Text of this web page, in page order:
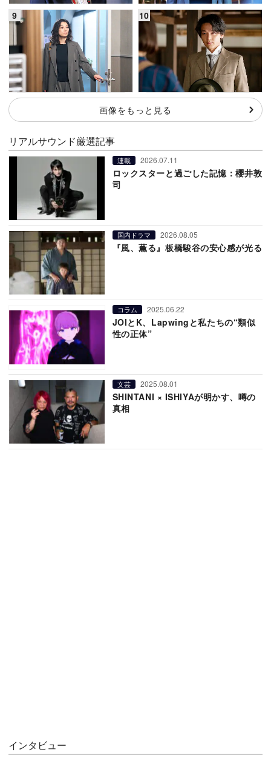
画像をもっと見る
リアルサウンド厳選記事
連載 2026.07.11
ロックスターと過ごした記憶：櫻井敦
司
国内ドラマ 2026.08.05
『風、薫る』板橋駿谷の安心感が光る
コラム 2025.06.22
JOIとK、Lapwingと私たちの“類似
性の正体”
文芸 2025.08.01
SHINTANI × ISHIYAが明かす、噂の
真相
インタビュー